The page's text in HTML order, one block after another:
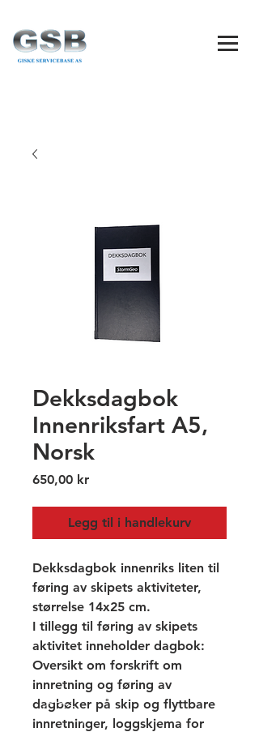
Dekksdagbok
Innenriksfart A5,
Norsk
650,00 krPris
Legg til i handlekurv
Dekksdagbok innenriks liten til
føring av skipets aktiviteter,
størrelse 14x25 cm.
I tillegg til føring av skipets
aktivitet inneholder dagbok:
Oversikt om forskrift om
innretning og føring av
dagbøker på skip og flyttbare
innretninger, loggskjema for